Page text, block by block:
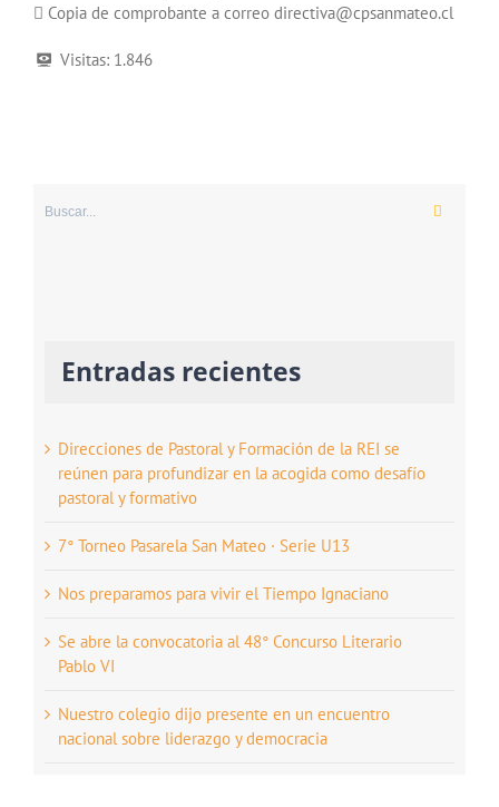
 Copia de comprobante a correo directiva@cpsanmateo.cl
Visitas: 1.846
Buscar:
Entradas recientes
Direcciones de Pastoral y Formación de la REI se
reúnen para profundizar en la acogida como desafío
pastoral y formativo
7° Torneo Pasarela San Mateo · Serie U13
Nos preparamos para vivir el Tiempo Ignaciano
Se abre la convocatoria al 48° Concurso Literario
Pablo VI
Nuestro colegio dijo presente en un encuentro
nacional sobre liderazgo y democracia